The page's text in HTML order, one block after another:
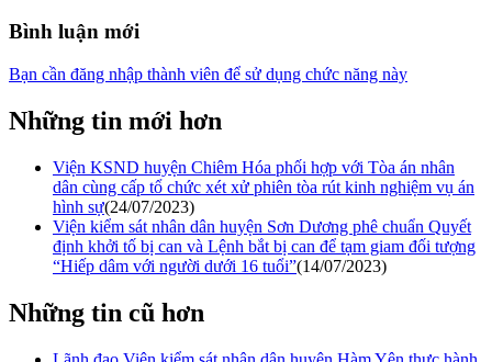
Bình luận mới
Bạn cần đăng nhập thành viên để sử dụng chức năng này
Những tin mới hơn
Viện KSND huyện Chiêm Hóa phối hợp với Tòa án nhân
dân cùng cấp tổ chức xét xử phiên tòa rút kinh nghiệm vụ án
hình sự(24/07/2023)
Viện kiểm sát nhân dân huyện Sơn Dương phê chuẩn Quyết
định khởi tố bị can và Lệnh bắt bị can để tạm giam đối tượng
“Hiếp dâm với người dưới 16 tuổi”(14/07/2023)
Những tin cũ hơn